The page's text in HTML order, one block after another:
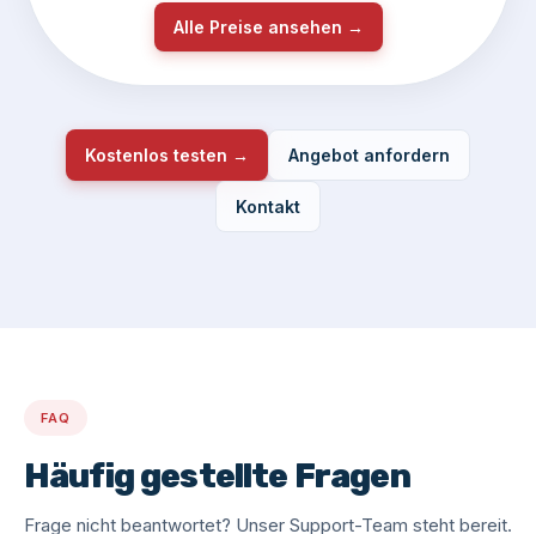
Alle Preise ansehen →
Kostenlos testen → Angebot anfordern
Kontakt
FAQ
Häufig gestellte Fragen
Frage nicht beantwortet? Unser Support-Team steht bereit.